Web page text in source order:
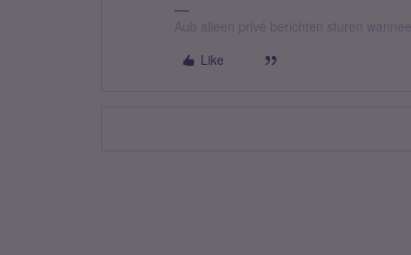
Aub alleen privé berichten sturen
Like